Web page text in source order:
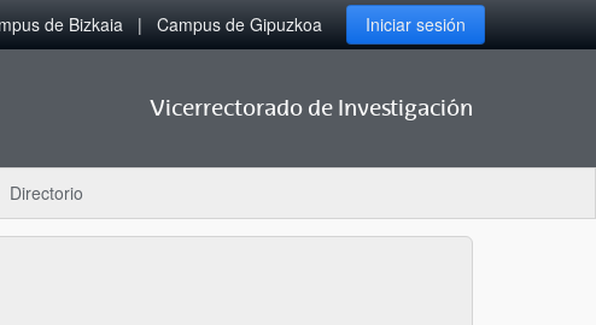
de Bizkaia Campus de Gipuzkoa Iniciar sesión
Vicerrectorado de Investigación
Directorio